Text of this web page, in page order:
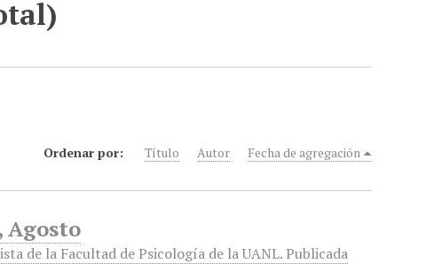
Ordenar por: Título Autor Fecha de agregación
Agosto
de la Facultad de Psicología de la UANL. Publicada